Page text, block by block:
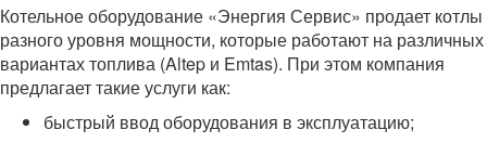
Котельное оборудование «Энергия Сервис» продает котлы
разного уровня мощности, которые работают на различных
вариантах топлива (Altep и Emtas). При этом компания
предлагает такие услуги как:
быстрый ввод оборудования в эксплуатацию;